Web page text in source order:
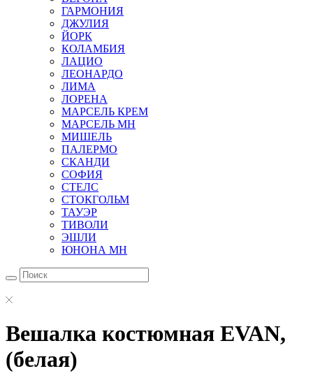
ГАРМОНИЯ
ДЖУЛИЯ
ЙОРК
КОЛАМБИЯ
ЛАЦИО
ЛЕОНАРДО
ЛИМА
ЛОРЕНА
МАРСЕЛЬ КРЕМ
МАРСЕЛЬ МН
МИШЕЛЬ
ПАЛЕРМО
СКАНДИ
СОФИЯ
СТЕЛС
СТОКГОЛЬМ
ТАУЭР
ТИВОЛИ
ЭШЛИ
ЮНОНА МН
Вешалка костюмная EVAN,
(белая)